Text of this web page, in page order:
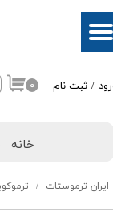
/ ثبت نام
حساب کاربری من
خروج از حساب
۰
خانه
ایران ترموستات